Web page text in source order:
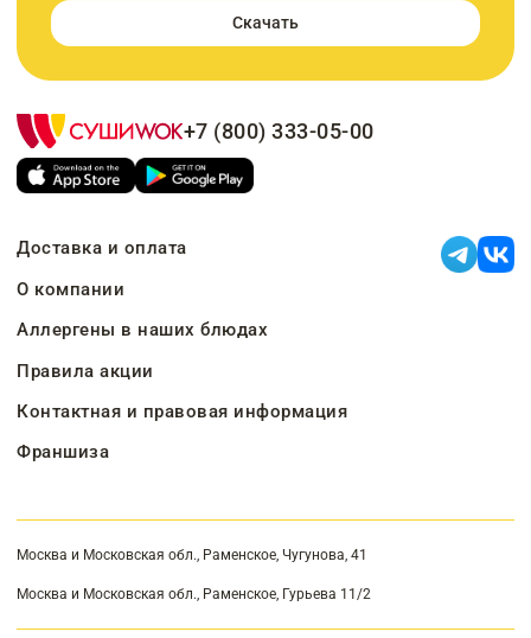
Скачать
+7 (800) 333-05-00
Доставка и оплата
О компании
Аллергены в наших блюдах
Правила акции
Контактная и правовая информация
Франшиза
Москва и Московская обл., Раменское, Чугунова, 41
Москва и Московская обл., Раменское, Гурьева 11/2